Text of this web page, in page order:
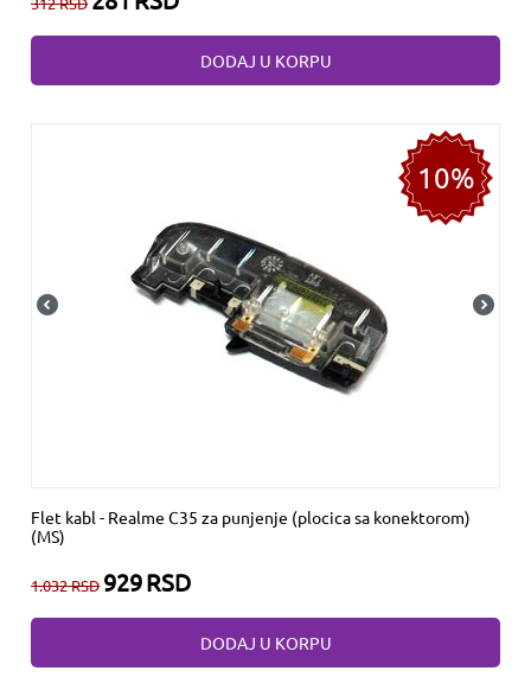
DODAJ U KORPU
10%
Flet kabl - Realme C35 za punjenje (plocica sa konektorom)
(MS)
1.032RSD 929RSD
DODAJ U KORPU